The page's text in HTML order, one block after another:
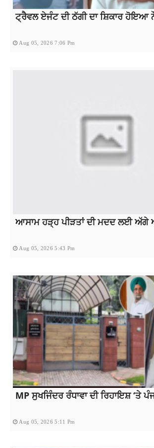
ਟ੍ਰੈਵਲ ਏਜੰਟ ਦੀ ਠੱਗੀ ਦਾ ਸ਼ਿਕਾਰ ਹੋਇਆ
Aug 05, 2026 7:06 Pm
ਆਸਾਮ ਹੜ੍ਹ ਪੀੜਤਾਂ ਦੀ ਮਦਦ ਲਈ
Aug 05, 2026 5:43 Pm
MP ਸੁਖਜਿੰਦਰ ਰੰਧਾਵਾ ਦੀ ਰਿਹਾਇਸ਼ ‘ਤੇ
Aug 05, 2026 5:11 Pm